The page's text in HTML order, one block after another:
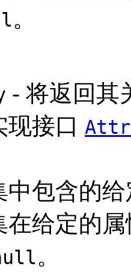
。
- 将返回其
现接口
中包含的
在给定的
。